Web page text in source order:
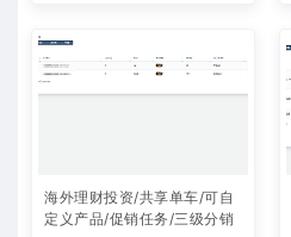
海外理财投资/共享单车/可自
定义产品/促销任务/三级分销